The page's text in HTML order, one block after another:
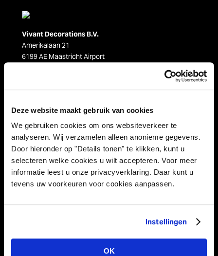
Deze website maakt gebruik van cookies
We gebruiken cookies om ons websiteverkeer te
analyseren. Wij verzamelen alleen anonieme gegevens.
Door hieronder op "Details tonen" te klikken, kunt u
selecteren welke cookies u wilt accepteren. Voor meer
informatie leest u onze privacyverklaring. Daar kunt u
tevens uw voorkeuren voor cookies aanpassen.
Instellingen
OK
Vivant Decorations B.V.
Amerikalaan 21
6199 AE Maastricht Airport
Folgen Sie uns auf:
Produktkategorien
Streicher